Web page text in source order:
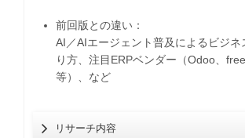
前回版との違い：
AI／AIエージェント普及によるビジネ
り方、注目ERPベンダー（Odoo、
等）、など
リサーチ内容